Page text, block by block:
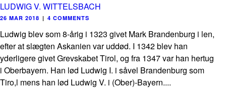
LUDWIG V. WITTELSBACH
26 MAR 2018 | 4 COMMENTS
Ludwig blev som 8-årig i 1323 givet Mark Brandenburg i len,
efter at slægten Askanien var uddød. I 1342 blev han
yderligere givet Grevskabet Tirol, og fra 1347 var han hertug
i Oberbayern. Han lød Ludwig I. i såvel Brandenburg som
Tiro,l mens han lød Ludwig V. i (Ober)-Bayern....